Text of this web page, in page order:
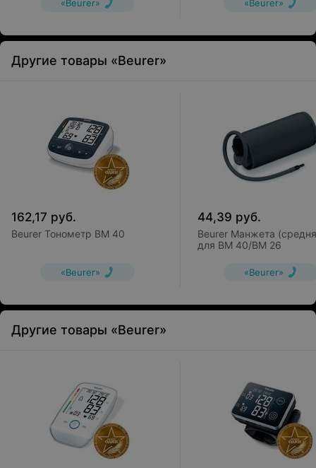
«Beurer» «Beurer»
Другие товары «Beurer»
162,17 руб.
Beurer Тонометр BM 40
«Beurer»
44,39 руб.
Beurer Манжета
для BM 40/BM 26
«Beurer»
Другие товары «Beurer»